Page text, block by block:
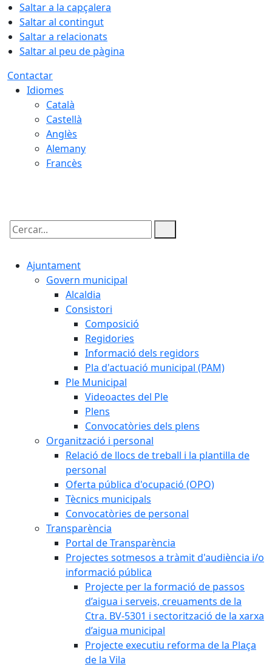
Saltar a la capçalera
Saltar al contingut
Saltar a relacionats
Saltar al peu de pàgina
Contactar
Idiomes
Català
Castellà
Anglès
Alemany
Francès
Cercar:
Ajuntament
Govern municipal
Alcaldia
Consistori
Composició
Regidories
Informació dels regidors
Pla d'actuació municipal (PAM)
Ple Municipal
Videoactes del Ple
Plens
Convocatòries dels plens
Organització i personal
Relació de llocs de treball i la plantilla de
personal
Oferta pública d'ocupació (OPO)
Tècnics municipals
Convocatòries de personal
Transparència
Portal de Transparència
Projectes sotmesos a tràmit d'audiència i/o
informació pública
Projecte per la formació de passos
d’aigua i serveis, creuaments de la
Ctra. BV-5301 i sectorització de la xarxa
d’aigua municipal
Projecte executiu reforma de la Plaça
de la Vila